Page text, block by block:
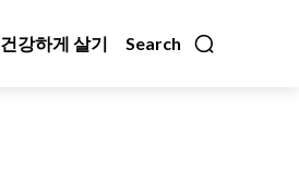
Search
건강하게 살기